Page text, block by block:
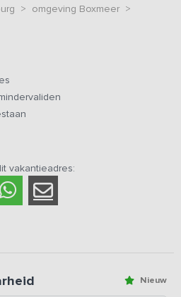
> omgeving Boxmeer >
vakantieadres:
Nieuw